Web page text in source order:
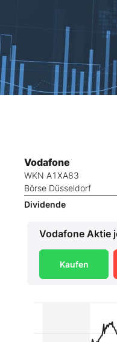
Vodafone
WKN A1XA83
Börse Düsseldorf
Dividende
Vodafone Aktie
Kaufen